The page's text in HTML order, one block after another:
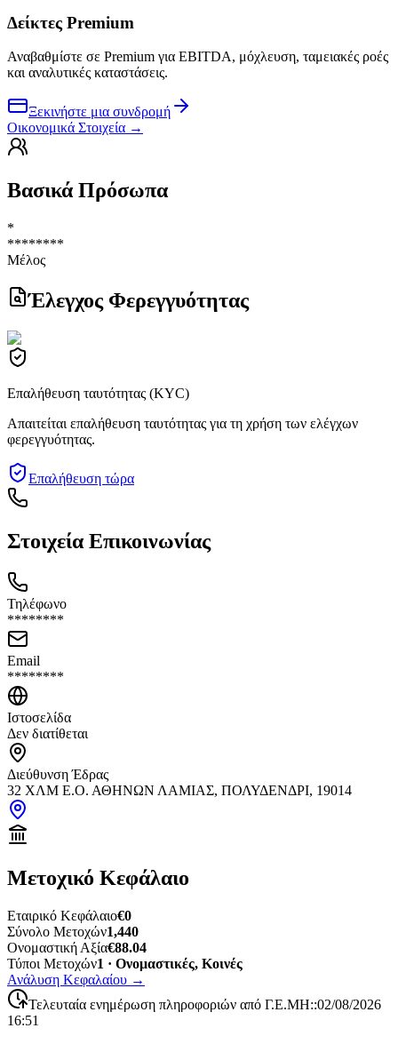
Δείκτες Premium
Αναβαθμίστε σε Premium για EBITDA, μόχλευση, ταμειακές ροές
και αναλυτικές καταστάσεις.
Ξεκινήστε μια συνδρομή
Οικονομικά Στοιχεία →
Βασικά Πρόσωπα
*
********
Μέλος
Έλεγχος Φερεγγυότητας
Επαλήθευση ταυτότητας (KYC)
Απαιτείται επαλήθευση ταυτότητας για τη χρήση των ελέγχων
φερεγγυότητας.
Επαλήθευση τώρα
Στοιχεία Επικοινωνίας
Τηλέφωνο
********
Email
********
Ιστοσελίδα
Δεν διατίθεται
Διεύθυνση Έδρας
32 ΧΛΜ Ε.Ο. ΑΘΗΝΩΝ ΛΑΜΙΑΣ, ΠΟΛΥΔΕΝΔΡΙ, 19014
Μετοχικό Κεφάλαιο
Εταιρικό Κεφάλαιο€0
Σύνολο Μετοχών1,440
Ονομαστική Αξία€88.04
Τύποι Μετοχών1 · Ονομαστικές, Κοινές
Ανάλυση Κεφαλαίου →
Τελευταία ενημέρωση πληροφοριών από Γ.Ε.ΜΗ::02/08/2026
16:51